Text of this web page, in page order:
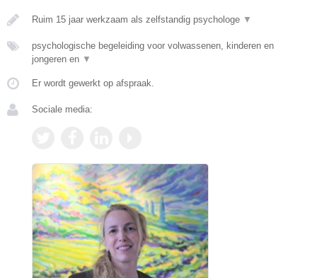
Ruim 15 jaar werkzaam als zelfstandig psychologe ▼
psychologische begeleiding voor volwassenen, kinderen en
jongeren en ▼
Er wordt gewerkt op afspraak.
Sociale media: